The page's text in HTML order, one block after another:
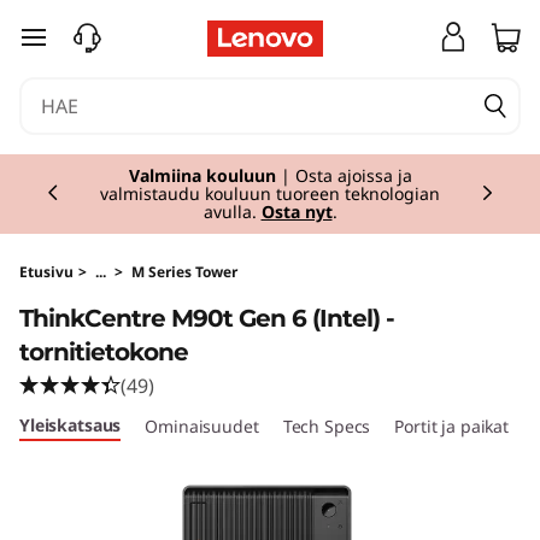
T
k
C
e
n
siirry pääsisältöön
Valmiina kouluun| Osta ajoissa ja
valmistaudu kouluun tuoreen teknologian
avulla. Osta nyt.
Currently displaying item 1 of 2
Etusivu > ... > M Series Tower
ThinkCentre M90t Gen 6 (Intel) -
tornitietokone
(49)
Yleiskatsaus Ominaisuudet Tech Specs Portit ja paikat